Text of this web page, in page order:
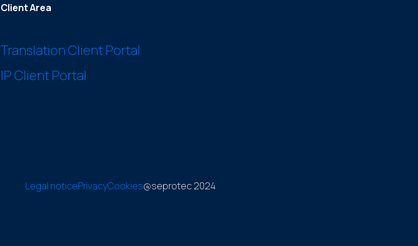
Client Area
Translation Client Portal
IP Client Portal
Legal noticePrivacyCookies@seprotec 2024